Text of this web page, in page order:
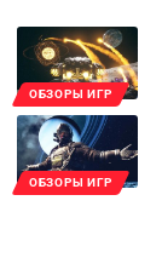
ОБЗОРЫ ИГР
ОБЗОРЫ ИГР